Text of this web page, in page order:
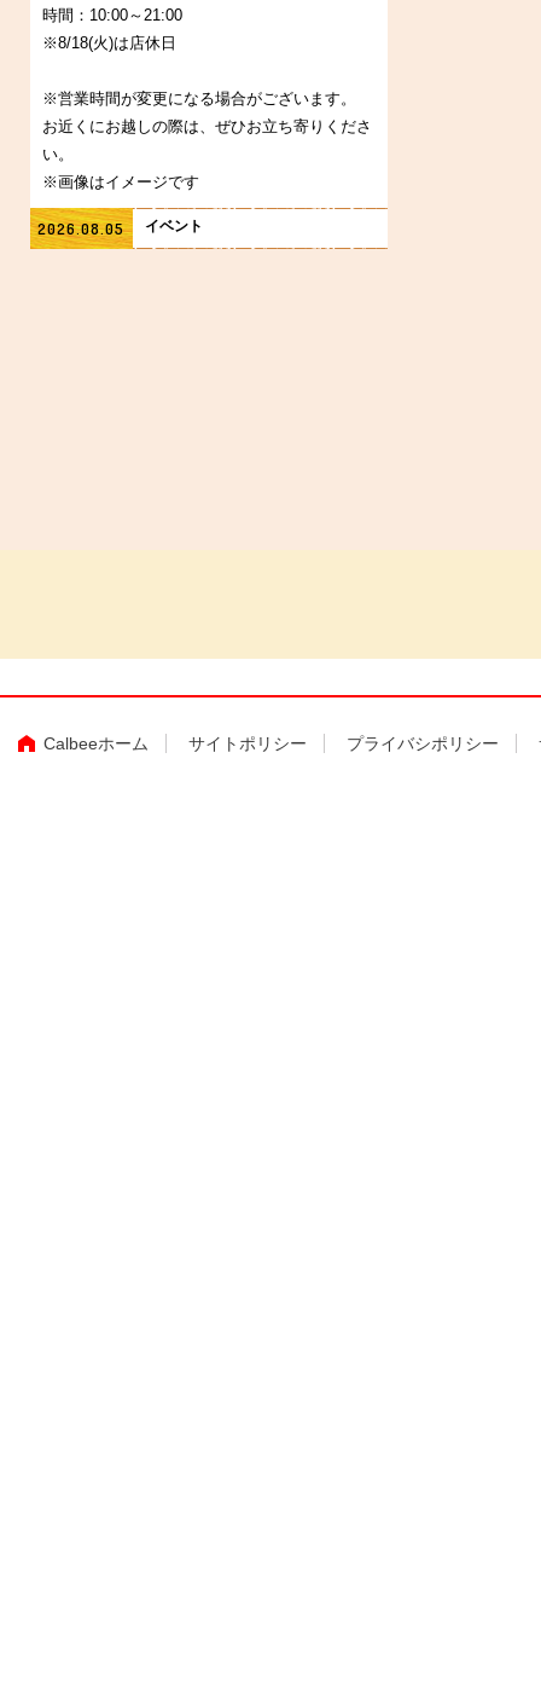
時間：10:00～21:00
※8/18(火)は店休日
※営業時間が変更になる場合がございます。
お近くにお越しの際は、ぜひお立ち寄りくださ
い。
※画像はイメージです
2026.08.05 イベント
Calbeeホーム サイトポリシー プライバシポリシー